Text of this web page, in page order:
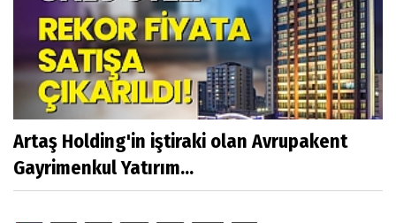
Artaş Holding'in iştiraki olan Avrupakent
Gayrimenkul Yatırım...